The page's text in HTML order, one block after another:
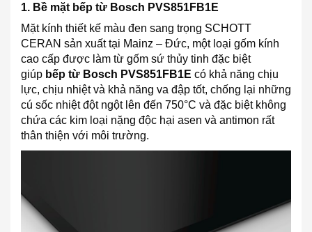
1. Bề mặt bếp từ Bosch PVS851FB1E
Mặt kính thiết kế màu đen sang trọng SCHOTT
CERAN sản xuất tại Mainz – Đức, một loại gốm kính
cao cấp được làm từ gốm sứ thủy tinh đặc biệt
giúp bếp từ Bosch PVS851FB1E có khả năng chịu
lực, chịu nhiệt và khả năng va đập tốt, chống lại những
cú sốc nhiệt đột ngột lên đến 750°C và đặc biệt không
chứa các kim loại nặng độc hại asen và antimon rất
thân thiện với môi trường.